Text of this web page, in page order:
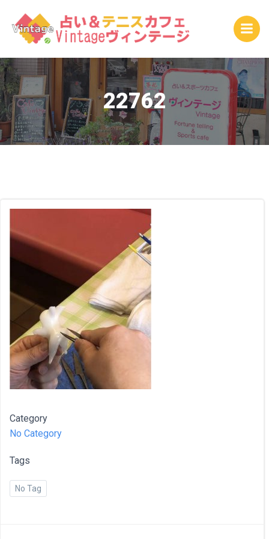
ン
テ
ツ
へ
ス
キ
ッ
プ
22762
Category
No Category
Tags
No Tag